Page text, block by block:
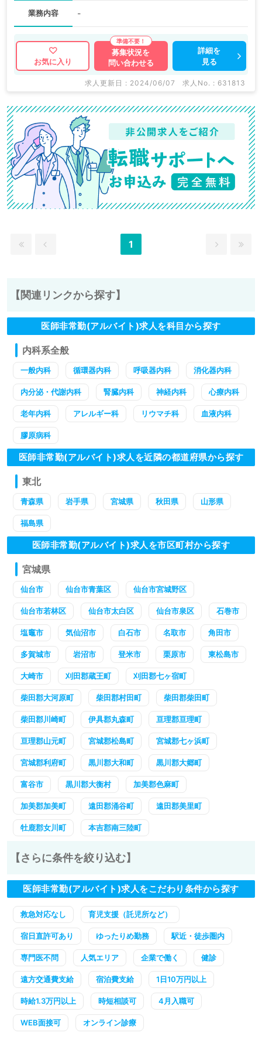
業務内容 -
お気に入り
募集状況を
問い合わせる
詳細を
見る
求人更新日 : 2024/06/07 求人No. : 631813
1
【関連リンクから探す】
医師非常勤(アルバイト)求人を科目から探す
内科系全般
一般内科 循環器内科 呼吸器内科 消化器内科
内分泌・代謝内科 腎臓内科 神経内科 心療内科
老年内科 アレルギー科 リウマチ科 血液内科
膠原病科
医師非常勤(アルバイト)求人を近隣の都道府県から探す
東北
青森県 岩手県 宮城県 秋田県 山形県
福島県
医師非常勤(アルバイト)求人を市区町村から探す
宮城県
仙台市 仙台市青葉区 仙台市宮城野区
仙台市若林区 仙台市太白区 仙台市泉区 石巻市
塩竈市 気仙沼市 白石市 名取市 角田市
多賀城市 岩沼市 登米市 栗原市 東松島市
大崎市 刈田郡蔵王町 刈田郡七ヶ宿町
柴田郡大河原町 柴田郡村田町 柴田郡柴田町
柴田郡川崎町 伊具郡丸森町 亘理郡亘理町
亘理郡山元町 宮城郡松島町 宮城郡七ヶ浜町
宮城郡利府町 黒川郡大和町 黒川郡大郷町
富谷市 黒川郡大衡村 加美郡色麻町
加美郡加美町 遠田郡涌谷町 遠田郡美里町
牡鹿郡女川町 本吉郡南三陸町
【さらに条件を絞り込む】
医師非常勤(アルバイト)求人をこだわり条件から探す
救急対応なし 育児支援（託児所など）
宿日直許可あり ゆったりめ勤務 駅近・徒歩圏内
専門医不問 人気エリア 企業で働く 健診
遠方交通費支給 宿泊費支給 1日10万円以上
時給1.3万円以上 時短相談可 4月入職可
WEB面接可 オンライン診療